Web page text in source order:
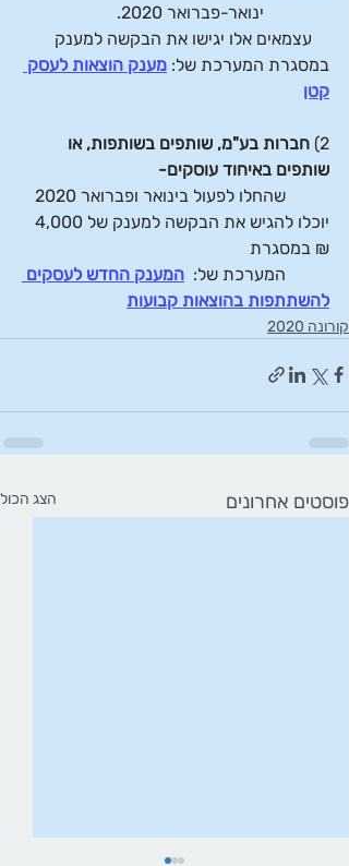
ינואר-פברואר 2020.
    עצמאים אלו יגישו את הבקשה למענק
במסגרת המערכת של: מענק הוצאות לעסק
קטן
2) חברות בע"מ, שותפים בשותפות, או
שותפים באיחוד עוסקים-
₪ במסגרת
המערכת של: המענק החדש לעסקים
להשתתפות בהוצאות קבועות
קורונה 2020
פוסטים אחרונים הצג הכול